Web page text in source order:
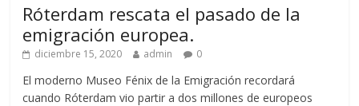
Róterdam rescata el pasado de la
emigración europea.
diciembre 15, 2020 admin 0
El moderno Museo Fénix de la Emigración recordará
cuando Róterdam vio partir a dos millones de europeos